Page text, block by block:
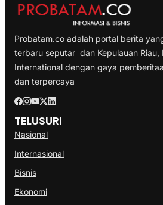
Probatam.co adalah portal berita
terbaru seputar dan Kepulauan Riau,
International dengan gaya
dan terpercaya
TELUSURI
Nasional
Internasional
Bisnis
Ekonomi